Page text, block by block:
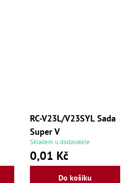
RC-V23L/V23SYL Sada
Super V
Skladem u dodavatele
0,01 Kč
Do košíku